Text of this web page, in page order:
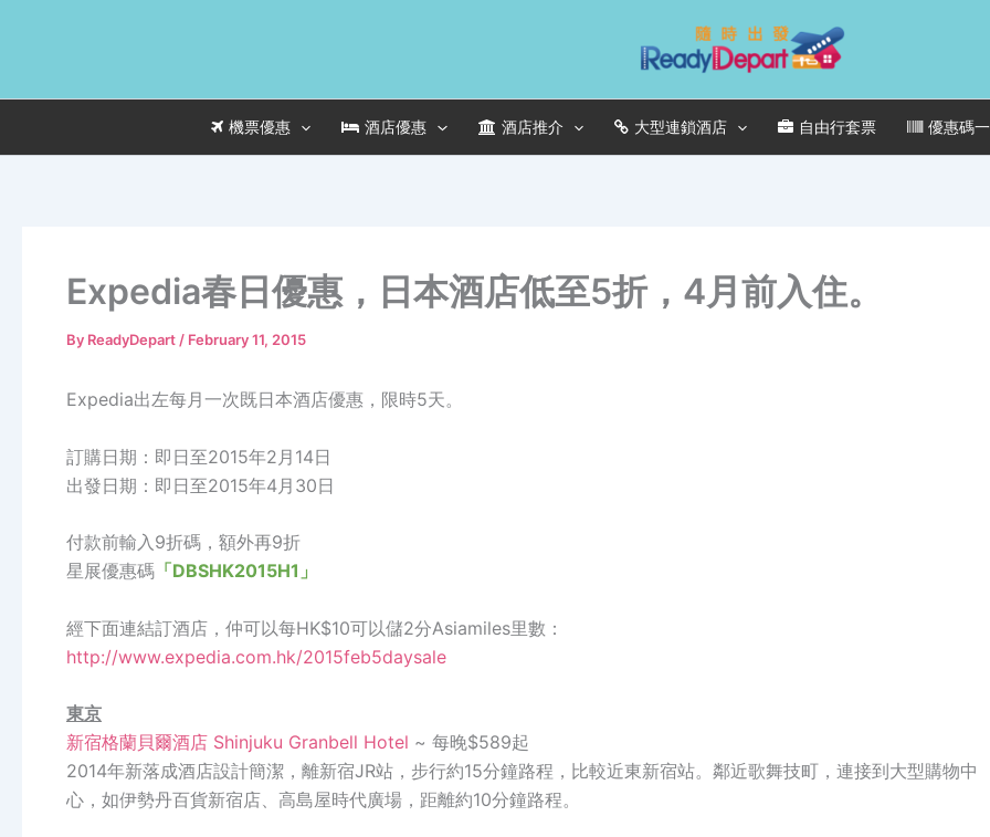
機票優惠 酒店優惠 酒店推介 大型連鎖酒店 自由行套票 優惠碼
Expedia春日優惠，日本酒店低至5折，4月前入住。
By ReadyDepart / February 11, 2015
Expedia出左每月一次既日本酒店優惠，限時5天。
訂購日期：即日至2015年2月14日
出發日期：即日至2015年4月30日
付款前輸入9折碼，額外再9折
星展優惠碼 「DBSHK2015H1」
經下面連結訂酒店，仲可以每HK$10可以儲2分Asiamiles里數：
http://www.expedia.com.hk/2015feb5daysale
東京
新宿格蘭貝爾酒店 Shinjuku Granbell Hotel ~ 每晚$589起
2014年新落成酒店設計簡潔，離新宿JR站，步行約15分鐘路程，比較近東新宿站。鄰近歌舞技町，連接到大型購物中
心，如伊勢丹百貨新宿店、高島屋時代廣場，距離約10分鐘路程。